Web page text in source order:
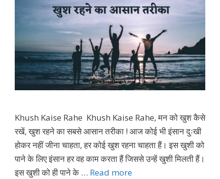
Khush Kaise Rahe Khush Kaise Rahe, मन को खुश कैसे
रखें, खुश रहने का सबसे आसान तरीका ! आज कोई भी इंसान दुःखी
होकर नहीं जीना चाहता, हर कोई खुश रहना चाहता हैं। इस खुशी को
पाने के लिए इंसान हर वह काम करता हैं जिससे उन्हें खुशी मिलती हैं।
इस खुशी को ही पाने के … Read more